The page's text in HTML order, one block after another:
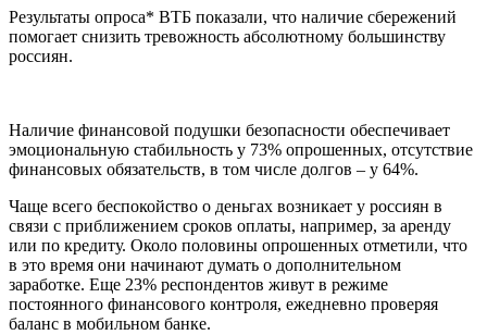
Результаты опроса* ВТБ показали, что наличие сбережений
помогает снизить тревожность абсолютному большинству
россиян.
Наличие финансовой подушки безопасности обеспечивает
эмоциональную стабильность у 73% опрошенных, отсутствие
финансовых обязательств, в том числе долгов – у 64%.
Чаще всего беспокойство о деньгах возникает у россиян в
связи с приближением сроков оплаты, например, за аренду
или по кредиту. Около половины опрошенных отметили, что
в это время они начинают думать о дополнительном
заработке. Еще 23% респондентов живут в режиме
постоянного финансового контроля, ежедневно проверяя
баланс в мобильном банке.